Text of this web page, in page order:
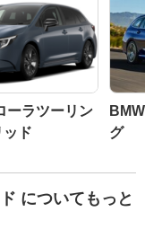
ーラツーリン
ッド
グ
についてもっと